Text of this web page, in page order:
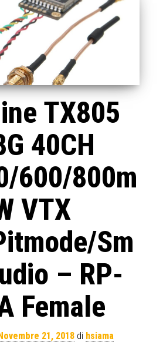
TX805
40CH
600/800m
VTX
Sm
– RP-
Female
Novembre 21, 2018 di hsiama